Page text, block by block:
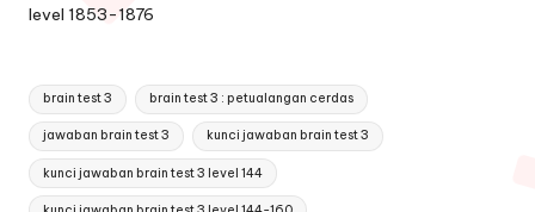
level 1853-1876
Tags:
brain test 3 brain test 3 : petualangan cerdas
jawaban brain test 3 kunci jawaban brain test 3
kunci jawaban brain test 3 level 144